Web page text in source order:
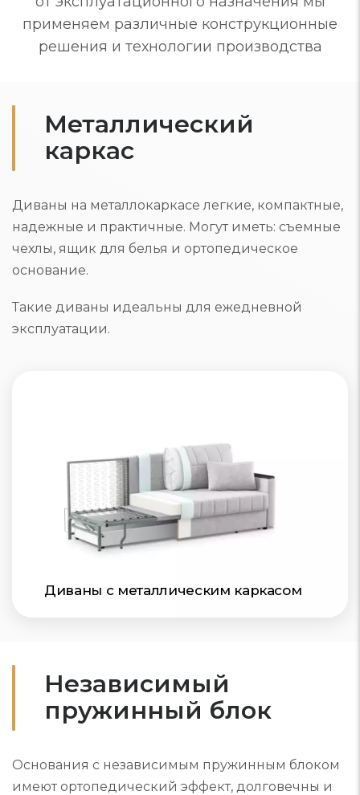
применяем различные конструкционные
решения и технологии производства
Металлический
каркас
Диваны на металлокаркасе легкие, компактные,
надежные и практичные. Могут иметь: съемные
чехлы, ящик для белья и ортопедическое
основание.
Такие диваны идеальны для ежедневной
эксплуатации.
Диваны с металлическим каркасом
Независимый
пружинный блок
Основания с независимым пружинным блоком
имеют ортопедический эффект, долговечны и